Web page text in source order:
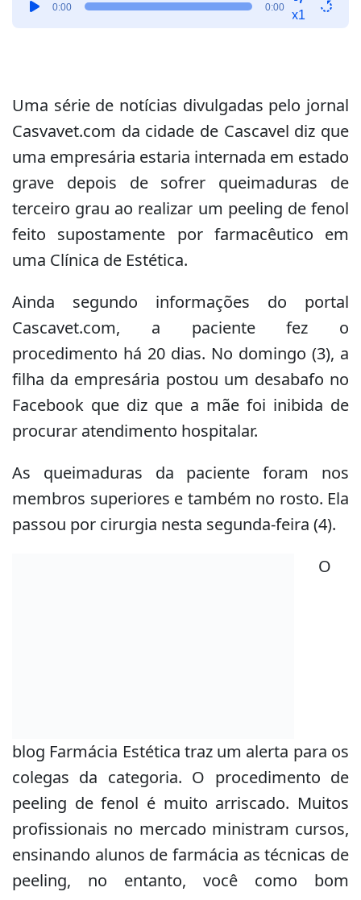
0:00 0:00
x1
Uma série de notícias divulgadas pelo jornal
Casvavet.com da cidade de Cascavel diz que
uma empresária estaria internada em estado
grave depois de sofrer queimaduras de
terceiro grau ao realizar um peeling de fenol
feito supostamente por farmacêutico em
uma Clínica de Estética.
Ainda segundo informações do portal
Cascavet.com, a paciente fez o
procedimento há 20 dias. No domingo (3), a
filha da empresária postou um desabafo no
Facebook que diz que a mãe foi inibida de
procurar atendimento hospitalar.
As queimaduras da paciente foram nos
membros superiores e também no rosto. Ela
passou por cirurgia nesta segunda-feira (4).
O
blog Farmácia Estética traz um alerta para os
colegas da categoria. O procedimento de
peeling de fenol é muito arriscado. Muitos
profissionais no mercado ministram cursos,
ensinando alunos de farmácia as técnicas de
peeling, no entanto, você como bom